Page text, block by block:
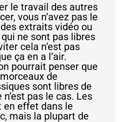
le travail des autres
vous n’avez pas le
extraits vidéo ou
ne sont pas libres
cela n’est pas
ça en a l’air.
pourrait penser que
de
sont libres de
pas le cas. Les
effet dans le
mais la plupart de